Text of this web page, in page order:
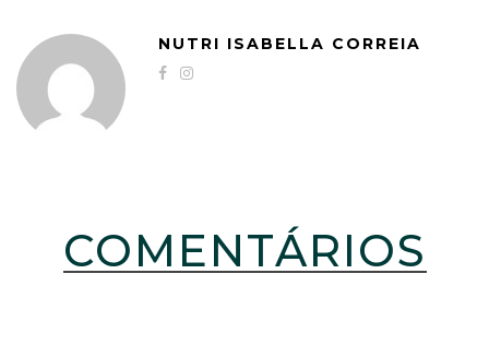
NUTRI ISABELLA CORREIA
COMENTÁRIOS